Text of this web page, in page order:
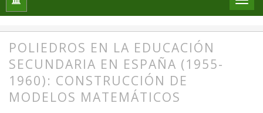
Inicio
Núm. 29 (2023): Monográfico X Jornadas
Monográfico
POLIEDROS EN LA EDUCACIÓN
SECUNDARIA EN ESPAÑA (1955-
1960): CONSTRUCCIÓN DE
MODELOS MATEMÁTICOS